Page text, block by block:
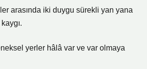
arasında iki duygu sürekli yan yana
yerler hâlâ var ve var olmaya